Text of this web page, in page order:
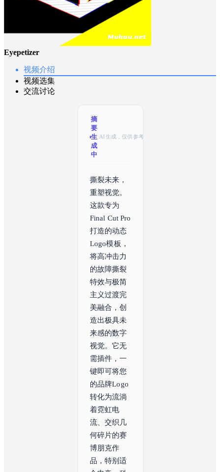
Eyepetizer
视频介绍
视频选集
交流讨论
摘
要
已
生
成
AI生成，仅供参考
撕裂未来，
重塑视觉。
这款专为
Final Cut Pro
打造的动态
Logo模板，
将高冲击力
的故障撕裂
特效与极简
主义过渡完
美融合，创
造出极具未
来感的数字
视觉。它无
需插件，一
键即可将您
的品牌Logo
转化为流淌
着霓虹电
流、交织几
何碎片的赛
博朋克作
品，特别适